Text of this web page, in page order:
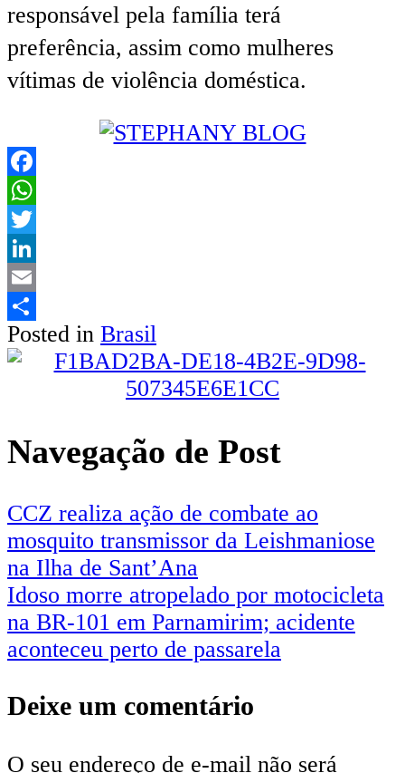
responsável pela família terá
preferência, assim como mulheres
vítimas de violência doméstica.
Facebook
WhatsApp
Twitter
LinkedIn
Email
Share
Posted in Brasil
Navegação de Post
CCZ realiza ação de combate ao
mosquito transmissor da Leishmaniose
na Ilha de Sant’Ana
Idoso morre atropelado por motocicleta
na BR-101 em Parnamirim; acidente
aconteceu perto de passarela
Deixe um comentário
O seu endereço de e-mail não será